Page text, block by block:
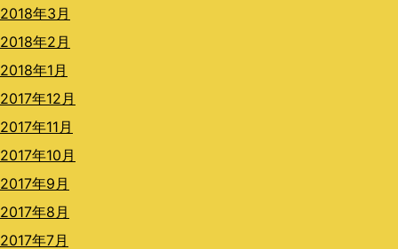
2018年3月
2018年2月
2018年1月
2017年12月
2017年11月
2017年10月
2017年9月
2017年8月
2017年7月